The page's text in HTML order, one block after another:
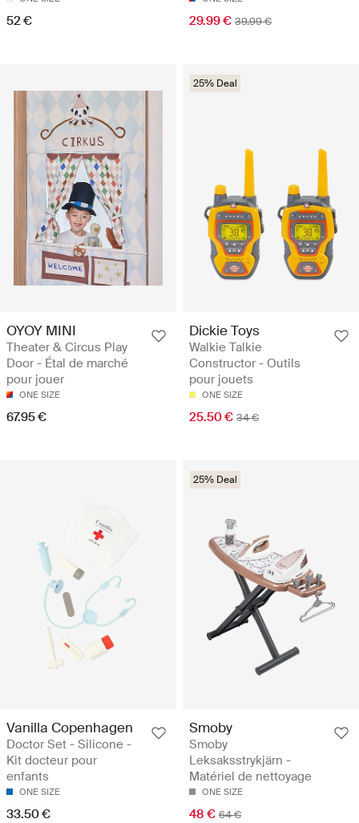
52 € 29.99 € 39.99 €
OYOY MINI
Theater & Circus Play
Door - Étal de marché
pour jouer
ONE SIZE
67.95 €
25% Deal
Dickie Toys
Walkie Talkie
Constructor - Outils
pour jouets
ONE SIZE
25.50 € 34 €
Vanilla Copenhagen
Doctor Set - Silicone -
Kit docteur pour
enfants
ONE SIZE
33.50 €
25% Deal
Smoby
Smoby
Leksaksstrykjärn -
Matériel de nettoyage
ONE SIZE
48 € 64 €